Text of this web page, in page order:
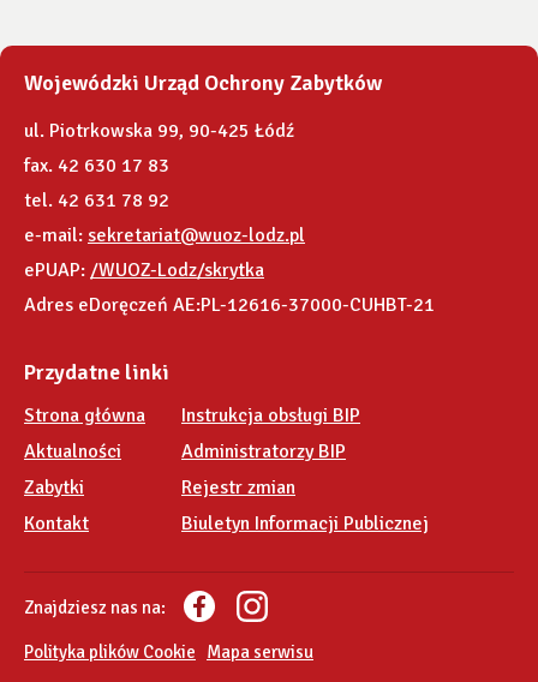
Wojewódzki Urząd Ochrony Zabytków
ul. Piotrkowska 99, 90-425 Łódź
fax. 42 630 17 83
tel. 42 631 78 92
e-mail: sekretariat@wuoz-lodz.pl
ePUAP: /WUOZ-Lodz/skrytka
Adres eDoręczeń AE:PL-12616-37000-CUHBT-21
Przydatne linki
Strona główna
Aktualności
Zabytki
Kontakt
Instrukcja obsługi BIP
Administratorzy BIP
Rejestr zmian
Biuletyn Informacji Publicznej
Znajdziesz nas na:
Polityka plików Cookie Mapa serwisu